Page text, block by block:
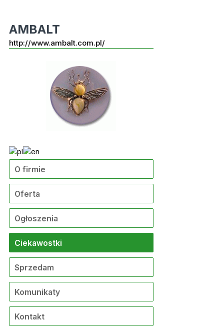
AMBALT
http://www.ambalt.com.pl/
O firmie
Oferta
Ogłoszenia
Ciekawostki
Sprzedam
Komunikaty
Kontakt